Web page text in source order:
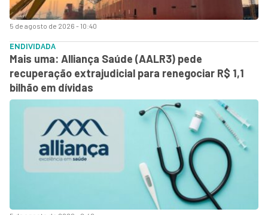
5 de agosto de 2026 - 10:40
ENDIVIDADA
Mais uma: Alliança Saúde (AALR3) pede
recuperação extrajudicial para renegociar R$ 1,1
bilhão em dívidas